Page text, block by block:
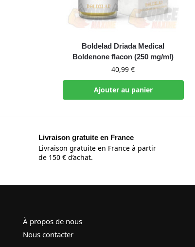
Boldelad Driada Medical
Boldenone flacon (250 mg/ml)
40,99€
Ajouter au panier
Livraison gratuite en France
Livraison gratuite en France à partir
de 150 € d’achat.
À propos de nous
Nous contacter